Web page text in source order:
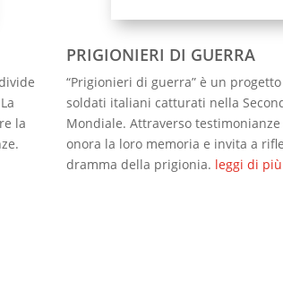
la
PRIGIONIERI DI GUERRA
“Prigionieri di guerra” è un
soldati italiani catturati nella
Mondiale. Attraverso
onora la loro memoria e invita a
dramma della prigionia. leggi di